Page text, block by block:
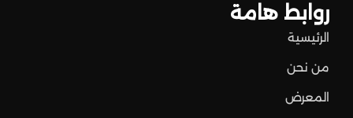
روابط هامة
الرئيسية
من نحن
المعرض